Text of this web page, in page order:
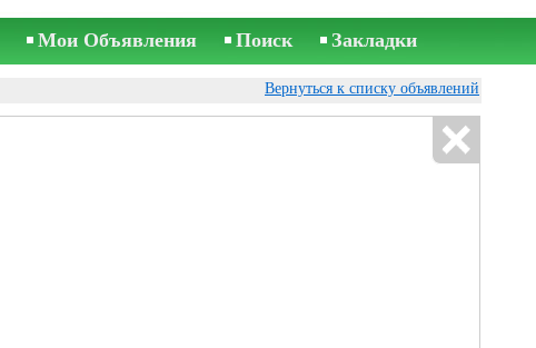
Мои Объявления Поиск Закладки
Вернуться к списку объявлений